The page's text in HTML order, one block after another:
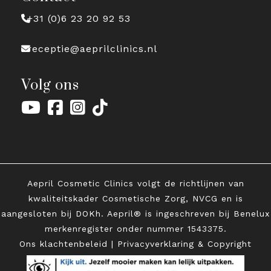
+31 (0)6 23 20 92 53
receptie@aeprilclinics.nl
Volg ons
Aepril Cosmetic Clinics volgt de richtlijnen van
kwaliteitskader Cosmetische Zorg, NVCG en is
aangesloten bij DOKh. Aepril® is ingeschreven bij Benelux
merkenregister onder nummer 1543375.
Ons klachtenbeleid | Privacyverklaring & Copyright